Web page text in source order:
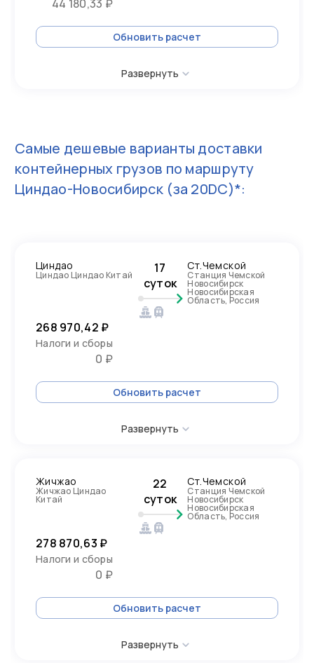
44 180,33 ₽
Обновить расчет
Развернуть
Самые дешевые варианты доставки
контейнерных грузов по маршруту
Циндао-Новосибирск (за 20DC)*:
Циндао
Циндао Циндао Китай
17
суток
Ст.Чемской
Станция Чемской
Новосибирск
Новосибирская
Область, Россия
268 970,42 ₽
Налоги и сборы
0 ₽
Обновить расчет
Развернуть
Жичжао
Жичжао Циндао
Китай
22
суток
Ст.Чемской
Станция Чемской
Новосибирск
Новосибирская
Область, Россия
278 870,63 ₽
Налоги и сборы
0 ₽
Обновить расчет
Развернуть